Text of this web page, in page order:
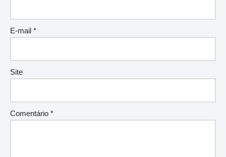
E-mail *
Site
Comentário *